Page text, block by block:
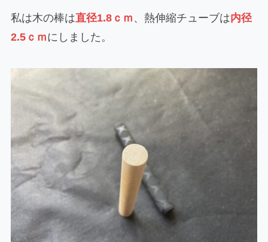
私は木の棒は直径1.8ｃｍ 、熱伸縮チューブは内径
2.5ｃｍにしました。